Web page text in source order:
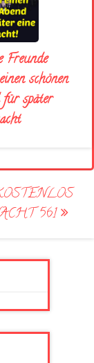
schönen
später
561